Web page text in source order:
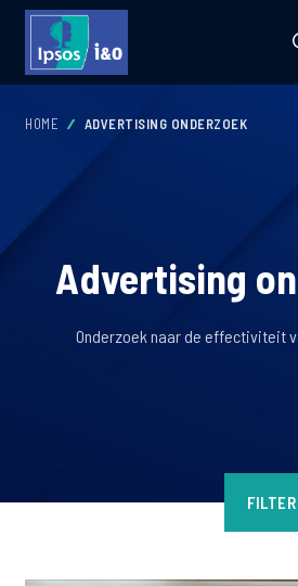
HOME ADVERTISING ONDERZOEK
Advertising
Onderzoek naar de effectiviteit